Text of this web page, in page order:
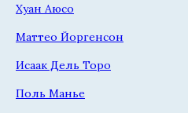
Хуан Аюсо
Маттео Йоргенсон
Исаак Дель Торо
Поль Манье